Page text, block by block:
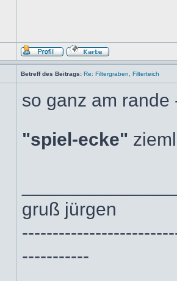
Betreff des Beitrags: Re: Filtergraben, Filterteich
so ganz am rande
"spiel-ecke"
gruß jürgen
-----------